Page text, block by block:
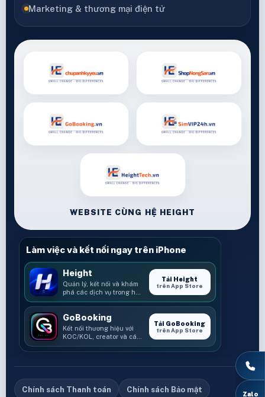
Marketing & thương mại điện tử
WEBSITE CÙNG HỆ HEIGHT
Làm việc và kết nối ngay trên iPhone
Height
Quản lý, kết nối và khám
phá các dịch vụ trong hệ
sinh thái Height.
Tải Height
trên App Store
GoBooking
Kết nối thương hiệu với
KOC/KOL, creator và các
cơ hội booking.
Tải GoBooking
trên App Store
Chính sách Thanh toán Chính sách Bảo mật